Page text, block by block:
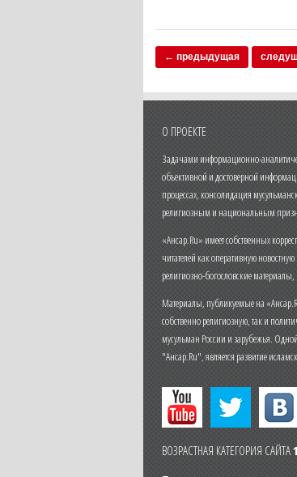
← предыдущая
О ПРОЕКТЕ
Задачами информационно-
объективной и достоверной
процессах, консолидация
религиозным и национальным
«Ансар.Ru» имеет собственных
читателей как оперативную
религиозно-богословские
Материалы, публикуемые на
собственно религиозную, так и
мусульман России и зарубежья.
"Ансар.Ru", является развитие
ВОЗРАСТНАЯ КАТЕГОРИЯ САЙТА